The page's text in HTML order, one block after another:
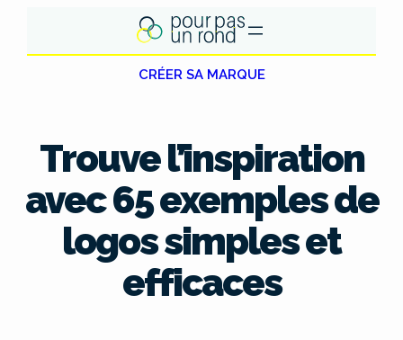
CRÉER SA MARQUE
Trouve l’inspiration
avec 65 exemples de
logos simples et
efficaces